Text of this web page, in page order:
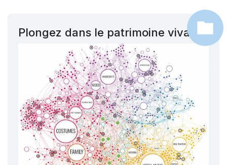
Plongez dans le patrimoine vivant !